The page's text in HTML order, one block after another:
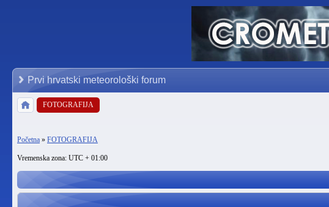
Prvi hrvatski meteorološki forum
FOTOGRAFIJA
Početna » FOTOGRAFIJA
Vremenska zona: UTC + 01:00